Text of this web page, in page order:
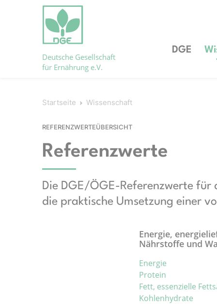
Deutsche Gesellschaft
für Ernährung e.V.
DGE
Startseite Wissenschaft
REFERENZWERTEÜBERSICHT
Referenzwerte
Die DGE/ÖGE-Referenzwerte
die praktische Umsetzung einer
Energie,
Nährstoffe und
Energie
Protein
Fett, essenzielle
Kohlenhydrate